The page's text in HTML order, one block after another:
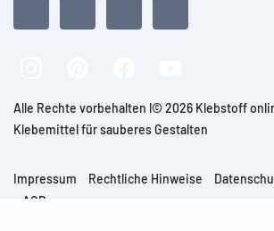
Alle Rechte vorbehalten l© 2026 Klebstoff
Klebemittel für sauberes Gestalten
Impressum Rechtliche Hinweise
AGB